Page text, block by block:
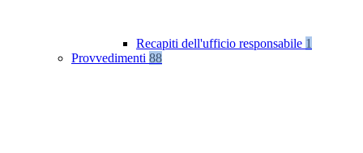
Recapiti dell'ufficio responsabile 1
Provvedimenti 88